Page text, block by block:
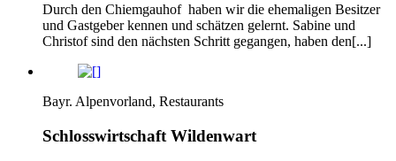
Durch den Chiemgauhof haben wir die ehemaligen Besitzer
und Gastgeber kennen und schätzen gelernt. Sabine und
Christof sind den nächsten Schritt gegangen, haben den[...]
Bayr. Alpenvorland, Restaurants
Schlosswirtschaft Wildenwart